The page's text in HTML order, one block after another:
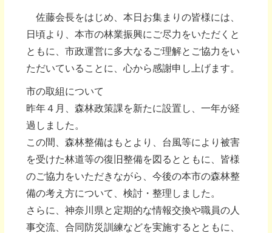
佐藤会長をはじめ、本日お集まりの皆様には、
日頃より、本市の林業振興にご尽力をいただくと
ともに、市政運営に多大なるご理解とご協力をい
ただいていることに、心から感謝申し上げます。
市の取組について
昨年４月、森林政策課を新たに設置し、一年が経
過しました。
この間、森林整備はもとより、台風等により被害
を受けた林道等の復旧整備を図るとともに、皆様
のご協力をいただきながら、今後の本市の森林整
備の考え方について、検討・整理しました。
さらに、神奈川県と定期的な情報交換や職員の人
事交流、合同防災訓練などを実施するとともに、